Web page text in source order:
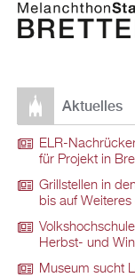
Ak­tu­el­les
ELR-
für Pro­jekt in
Grill­stel­len in
bis auf
Herbst- und
Mu­se­um sucht